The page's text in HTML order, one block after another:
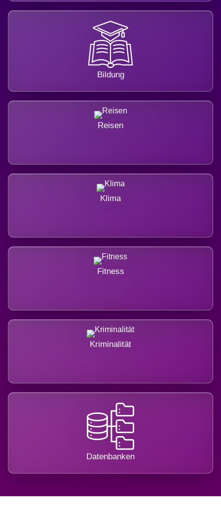
Bildung
Reisen
Klima
Fitness
Kriminalität
Datenbanken